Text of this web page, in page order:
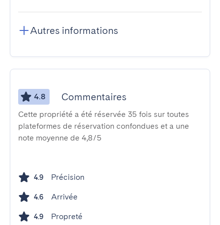
Autres informations
4.8 Commentaires
Cette propriété a été réservée 35 fois sur toutes
plateformes de réservation confondues et a une
note moyenne de 4,8/5
4.9 Précision
4.6 Arrivée
4.9 Propreté